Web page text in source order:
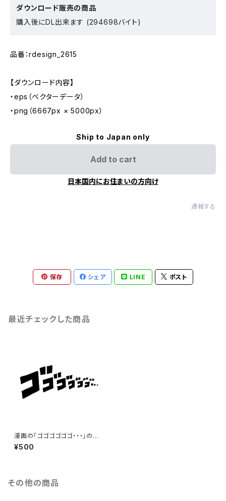
ダウンロード販売の商品
購入後にDL出来ます (294698バイト)
品番：rdesign_2615
【ダウンロード内容】
・eps（ベクターデータ）
・png（6667px × 5000px）
Ship to Japan only
Add to cart
日本国内にお住まいの方向け
通報する
保存 シェア LINE ポスト
最近チェックした商品
漫画の「ゴゴゴゴゴゴ・・・」の効
果音のイラスト（eps+pngデー
タセット）
¥500
その他の商品